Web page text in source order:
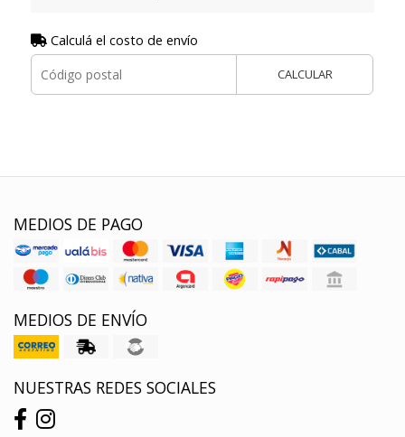
Calculá el costo de envío
CALCULAR
MEDIOS DE PAGO
MEDIOS DE ENVÍO
NUESTRAS REDES SOCIALES